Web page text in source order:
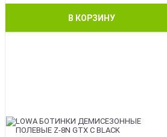
В КОРЗИНУ